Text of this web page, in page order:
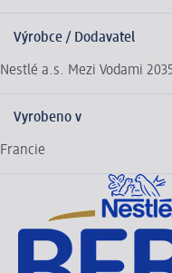
Výrobce / Dodavatel
Nestlé a.s. Mezi Vodami
Vyrobeno v
Francie